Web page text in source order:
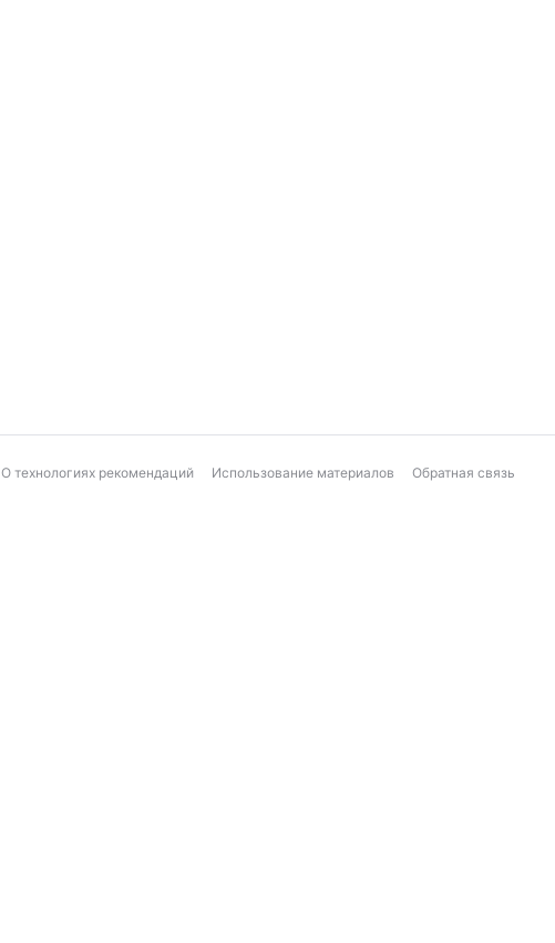
О технологиях рекомендаций Использование материалов Обратная связь